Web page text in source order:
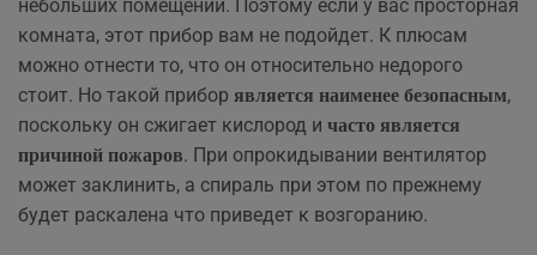
небольших помещений. Поэтому если у вас просторная
комната, этот прибор вам не подойдет. К плюсам
можно отнести то, что он относительно недорого
стоит. Но такой прибор является наименее безопасным,
поскольку он сжигает кислород и часто является
причиной пожаров. При опрокидывании вентилятор
может заклинить, а спираль при этом по прежнему
будет раскалена что приведет к возгоранию.